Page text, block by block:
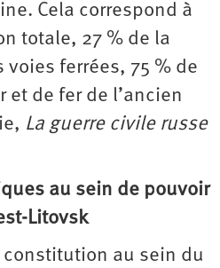
Cela correspond à
totale, 27 % de la
ferrées, 75 % de
et de fer de l’ancien
La guerre civile russe
au sein de pouvoir
Litovsk
constitution au sein du